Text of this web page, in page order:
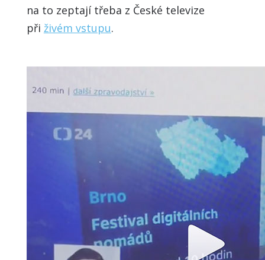
na to zeptají třeba z České televize
při živém vstupu.